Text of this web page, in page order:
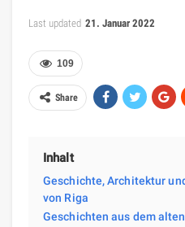
Last updated 21. Januar 2022
109
Share
Inhalt
Geschichte, Architektur
von Riga
Geschichten aus dem